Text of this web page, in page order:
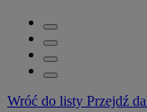
Wróć do listy Przejdź